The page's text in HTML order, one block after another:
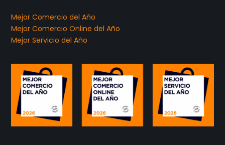
Mejor Comercio del Año
Mejor Comercio Online del Año
Mejor Servicio del Año